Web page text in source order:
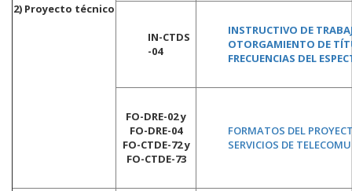
2) Proyecto técnico
IN-CTDS
-04
INSTRUCTIVO DE
OTORGAMIENTO DE
FRECUENCIAS DEL
FO-DRE-02 y
FO-DRE-04
FO-CTDE-72 y
FO-CTDE-73
FORMATOS DEL
SERVICIOS DE